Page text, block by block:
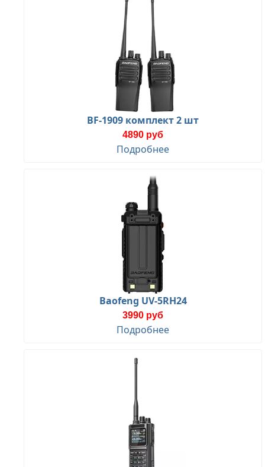
BF-1909 комплект 2 шт
4890 руб
Подробнее
Baofeng UV-5RH24
3990 руб
Подробнее